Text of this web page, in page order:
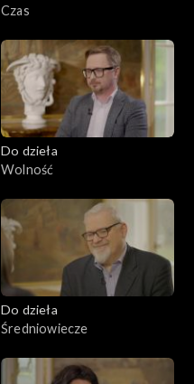
Czas
Do dzieła
Wolność
Do dzieła
Średniowiecze